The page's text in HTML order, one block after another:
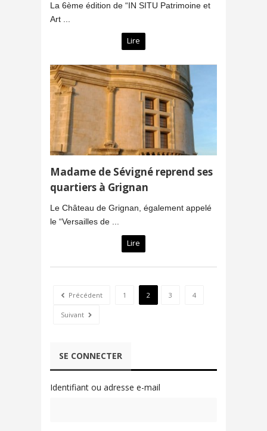
La 6ème édition de “IN SITU Patrimoine et
Art ...
Lire
Madame de Sévigné reprend ses
quartiers à Grignan
Le Château de Grignan, également appelé
le “Versailles de ...
Lire
Précédent 1 2 3 4
Suivant
SE CONNECTER
Identifiant ou adresse e-mail